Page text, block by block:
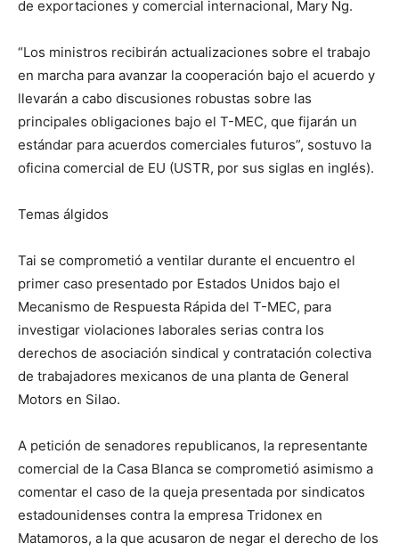
de exportaciones y comercial internacional, Mary Ng.
“Los ministros recibirán actualizaciones sobre el trabajo
en marcha para avanzar la cooperación bajo el acuerdo y
llevarán a cabo discusiones robustas sobre las
principales obligaciones bajo el T-MEC, que fijarán un
estándar para acuerdos comerciales futuros”, sostuvo la
oficina comercial de EU (USTR, por sus siglas en inglés).
Temas álgidos
Tai se comprometió a ventilar durante el encuentro el
primer caso presentado por Estados Unidos bajo el
Mecanismo de Respuesta Rápida del T-MEC, para
investigar violaciones laborales serias contra los
derechos de asociación sindical y contratación colectiva
de trabajadores mexicanos de una planta de General
Motors en Silao.
A petición de senadores republicanos, la representante
comercial de la Casa Blanca se comprometió asimismo a
comentar el caso de la queja presentada por sindicatos
estadounidenses contra la empresa Tridonex en
Matamoros, a la que acusaron de negar el derecho de los